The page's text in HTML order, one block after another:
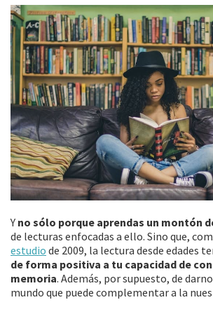
Y no sólo porque aprendas un montón
de lecturas enfocadas a ello. Sino que,
estudio de 2009, la lectura desde edades
de forma positiva a tu capacidad de
memoria. Además, por supuesto, de
mundo que puede complementar a la